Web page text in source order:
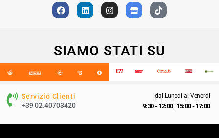
SIAMO STATI SU
Servizio Clienti
+39 02.40703420
dal Lunedì al Venerdì
9:30 - 12:00| 15:00 - 17:00